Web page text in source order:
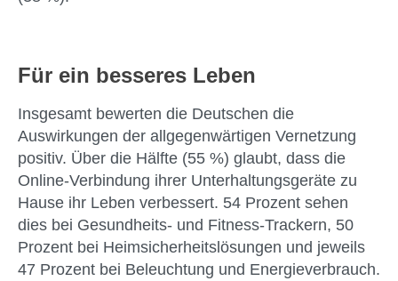
Für ein besseres Leben
Insgesamt bewerten die Deutschen die
Auswirkungen der allgegenwärtigen Vernetzung
positiv. Über die Hälfte (55 %) glaubt, dass die
Online-Verbindung ihrer Unterhaltungsgeräte zu
Hause ihr Leben verbessert. 54 Prozent sehen
dies bei Gesundheits- und Fitness-Trackern, 50
Prozent bei Heimsicherheitslösungen und jeweils
47 Prozent bei Beleuchtung und Energieverbrauch.